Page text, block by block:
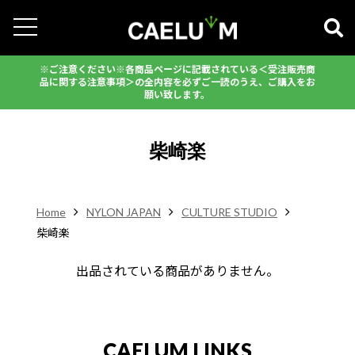
※ご注意ください※各商品ページに記載されている＜受注販売商
品に関する注意事項＞の全内容を必ずご一読のうえ、ご購入をお
願い致します。
柴崎楽
Home NYLON JAPAN
CULTURE STUDIO
柴崎楽
出品されている商品がありません。
CAELUM LINKS